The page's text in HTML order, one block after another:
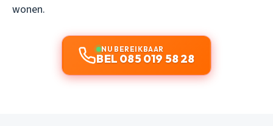
wonen.
NU BEREIKBAAR
BEL 085 019 58 28